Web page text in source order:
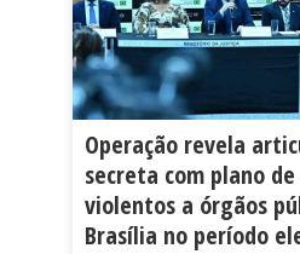
Operação revela
secreta com plano
violentos a órgãos
Brasília no período